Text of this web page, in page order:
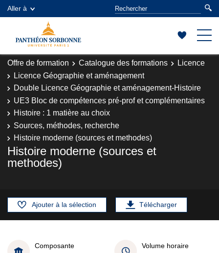
Aller à
Offre de formation Catalogue des formations
Licence
Licence Géographie et aménagement
Double Licence Géographie et aménagement-Histoire
UE3 Bloc de compétences pré-prof et complémentaires
Histoire : 1 matière au choix
Sources, méthodes, recherche
Histoire moderne (sources et methodes)
Histoire moderne (sources et
methodes)
Ajouter à la sélection Télécharger
Composante
Volume horaire